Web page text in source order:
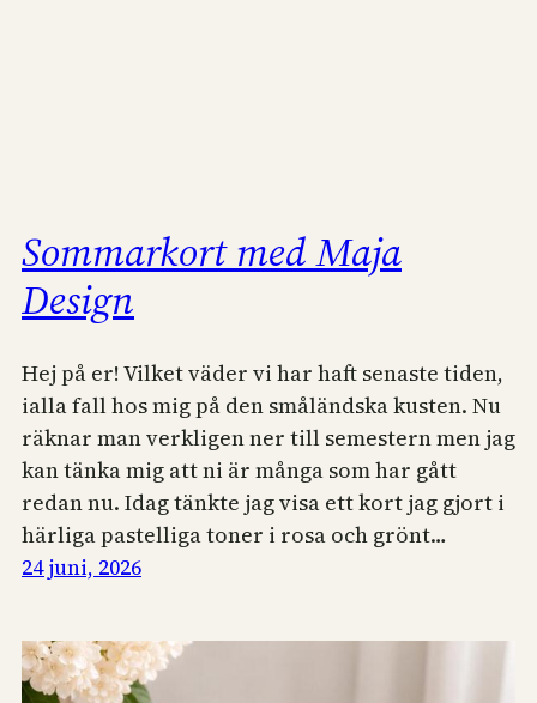
Sommarkort med Maja
Design
Hej på er! Vilket väder vi har haft senaste tiden,
ialla fall hos mig på den småländska kusten. Nu
räknar man verkligen ner till semestern men jag
kan tänka mig att ni är många som har gått
redan nu. Idag tänkte jag visa ett kort jag gjort i
härliga pastelliga toner i rosa och grönt…
24 juni, 2026